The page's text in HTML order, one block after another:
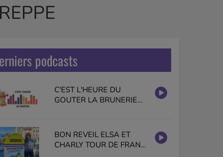
podcasts
C'EST L'HEURE DU
GOUTER LA BRUNERIE
BON REVEIL ELSA ET
CHARLY TOUR DE FRANCE